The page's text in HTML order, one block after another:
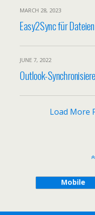
MARCH 28, 2023
Easy2Sync für
JUNE 7, 2022
Outlook-
Load More
Mobile